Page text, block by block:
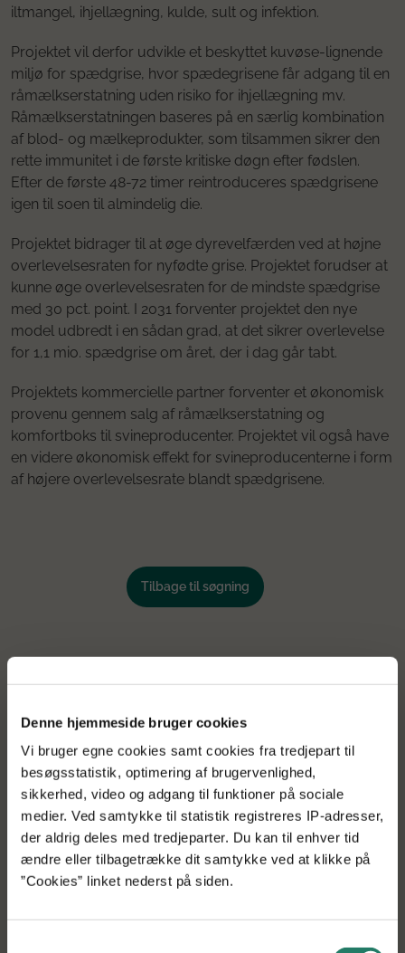
Denne hjemmeside bruger cookies
Vi bruger egne cookies samt cookies fra tredjepart til
besøgsstatistik, optimering af brugervenlighed,
sikkerhed, video og adgang til funktioner på sociale
medier. Ved samtykke til statistik registreres IP-adresser,
der aldrig deles med tredjeparter. Du kan til enhver tid
ændre eller tilbagetrække dit samtykke ved at klikke på
”Cookies” linket nederst på siden.
iltmangel, ihjellægning, kulde, sult og infektion.
Projektet vil derfor udvikle et beskyttet kuvøse-lignende
miljø for spædgrise, hvor spædegrisene får adgang til en
råmælkserstatning uden risiko for ihjellægning mv.
Råmælkserstatningen baseres på en særlig kombination
af blod- og mælkeprodukter, som tilsammen sikrer den
rette immunitet i de første kritiske døgn efter fødslen.
Efter de første 48-72 timer reintroduceres spædgrisene
igen til soen til almindelig die.
Projektet bidrager til at øge dyrevelfærden ved at højne
overlevelsesraten for nyfødte grise. Projektet forudser at
kunne øge overlevelsesraten for de mindste spædgrise
med 30 pct. point. I 2031 forventer projektet den nye
model udbredt i en sådan grad, at det sikrer overlevelse
for 1,1 mio. spædgrise om året, der i dag går tabt.
Projektets kommercielle partner forventer et økonomisk
provenu gennem salg af råmælkserstatning og
komfortboks til svineproducenter. Projektet vil også have
en videre økonomisk effekt for svineproducenterne i form
af højere overlevelsesrate blandt spædgrisene.
Tilbage til søgning
Få vores projektnyheder i din indbakke